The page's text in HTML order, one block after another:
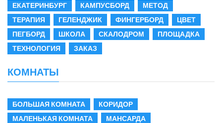
ЕКАТЕРИНБУРГ
КАМПУСБОРД
МЕТОД
ТЕРАПИЯ
ГЕЛЕНДЖИК ФИНГЕРБОРД
ЦВЕТ
ПЕГБОРД
ШКОЛА СКАЛОДРОМ
ПЛОЩАДКА
ТЕХНОЛОГИЯ
ЗАКАЗ
КОМНАТЫ
БОЛЬШАЯ КОМНАТА
КОРИДОР
МАЛЕНЬКАЯ КОМНАТА
МАНСАРДА